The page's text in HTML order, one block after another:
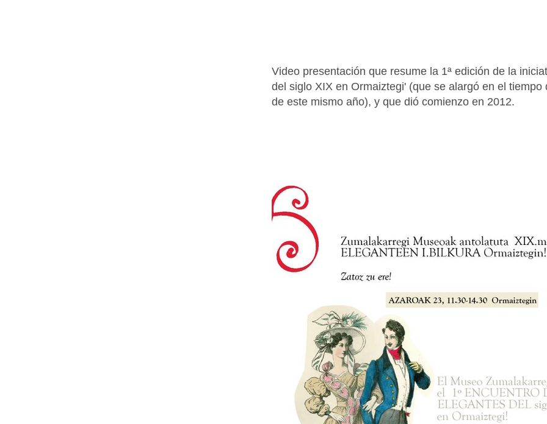
Video presentación que resume la 1ª edición de la
del siglo XIX en Ormaiztegi' (que se alargó en el
de este mismo año), y que dió comienzo en 2012.